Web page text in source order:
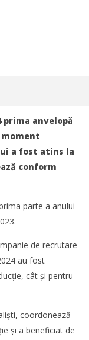
la Oradea
prima anvelopă
moment
a fost atins la
conform
parte a anului
de recrutare
au fost
cât și pentru
coordonează
și a beneficiat de